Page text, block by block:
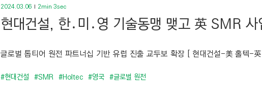
2024.03.06 2min 3sec
현대건설, 한․미․영 기술동맹 맺고 英 SMR
글로벌 톱티어 원전 파트너십 기반 유럽 진출 교두보 확장 [ 현대건설-美 홀텍-
#현대건설 #SMR #Holtec #영국 #글로벌 원전